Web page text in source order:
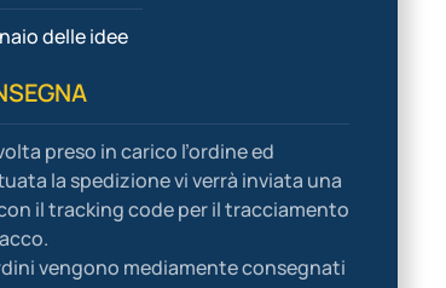
delle idee
preso in carico l’ordine ed
la spedizione vi verrà inviata una
il tracking code per il tracciamento
vengono mediamente consegnati